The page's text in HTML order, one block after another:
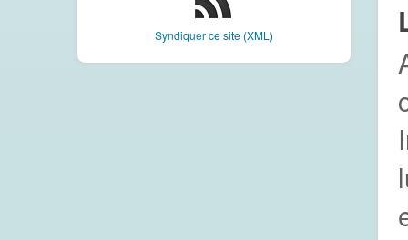
Syndiquer ce site (XML)